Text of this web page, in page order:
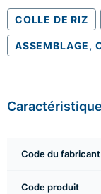
COLLE DE RIZ
ASSEMBLAGE,
Code du fabricant
Code produit